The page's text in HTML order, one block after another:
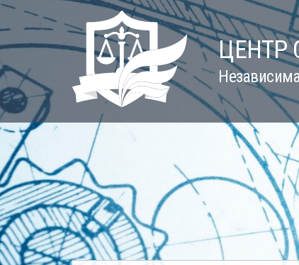
Skip
to
content
ЦЕНТР